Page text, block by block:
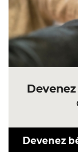
Devenez